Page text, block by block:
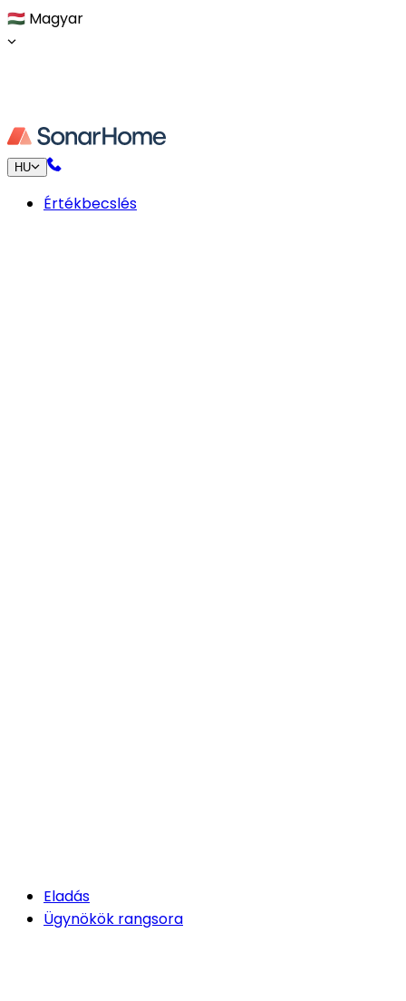
🇭🇺 Magyar
HU
Értékbecslés
Eladás
Ügynökök rangsora